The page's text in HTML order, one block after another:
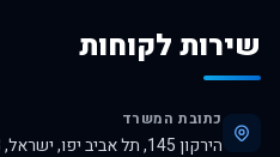
שירות לקוחות
כתובת המשרד
הירקון 145, תל אביב יפו, ישראל, 6345313